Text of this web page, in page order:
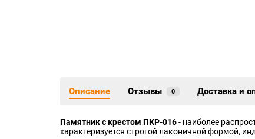
Описание Отзывы 0 Доставка и
Памятник с крестом ПКР-016- наиболее
характеризуется строгой лаконичной формой,